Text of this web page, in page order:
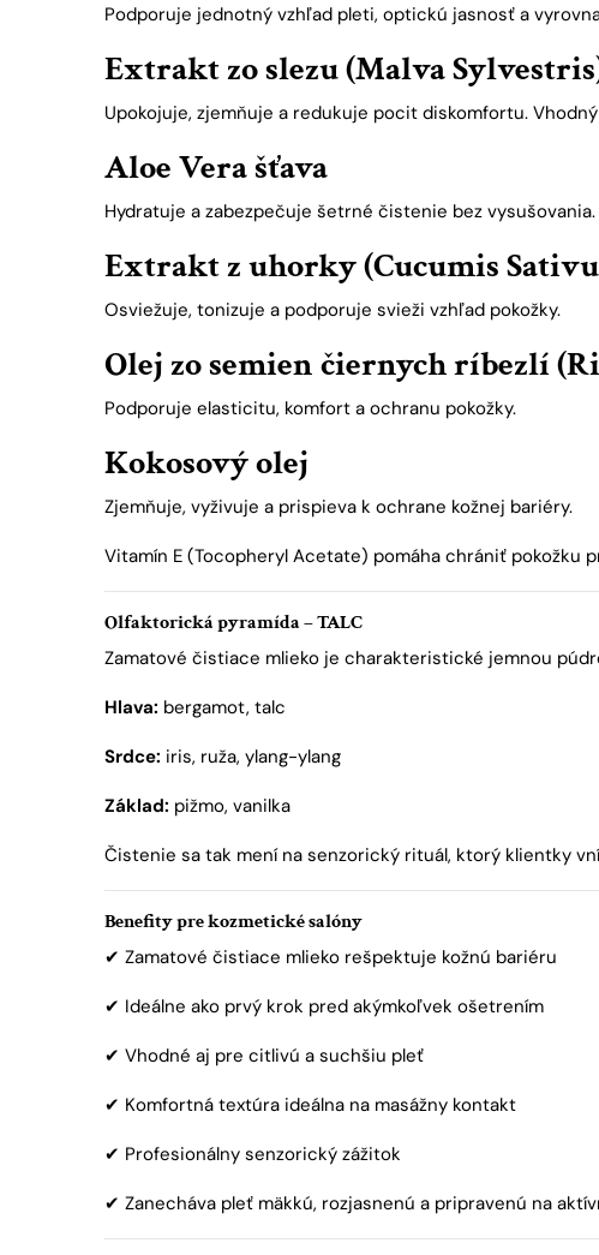
Podporuje jednotný vzhľad pleti, optickú jasnosť a
Extrakt zo slezu (Malva
Upokojuje, zjemňuje a redukuje pocit diskomfortu.
Aloe Vera šťava
Hydratuje a zabezpečuje šetrné čistenie bez
Extrakt z uhorky (Cucumis
Osviežuje, tonizuje a podporuje svieži vzhľad pokožky.
Olej zo semien čiernych ríbezlí
Podporuje elasticitu, komfort a ochranu pokožky.
Kokosový olej
Zjemňuje, vyživuje a prispieva k ochrane kožnej bariéry.
Vitamín E (Tocopheryl Acetate) pomáha chrániť pokožku
Olfaktorická pyramída – TALC
Zamatové čistiace mlieko je charakteristické jemnou
Hlava: bergamot, talc
Srdce: iris, ruža, ylang-ylang
Základ: pižmo, vanilka
Čistenie sa tak mení na senzorický rituál, ktorý klientky
Benefity pre kozmetické salóny
✔ Zamatové čistiace mlieko rešpektuje kožnú bariéru
✔ Ideálne ako prvý krok pred akýmkoľvek ošetrením
✔ Vhodné aj pre citlivú a suchšiu pleť
✔ Komfortná textúra ideálna na masážny kontakt
✔ Profesionálny senzorický zážitok
✔ Zanecháva pleť mäkkú, rozjasnenú a pripravenú na